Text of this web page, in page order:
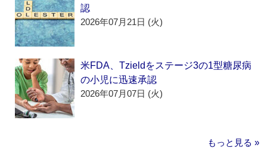
認
2026年07月21日 (火)
米FDA、Tzieldをステージ3の1型糖尿病
の小児に迅速承認
2026年07月07日 (火)
もっと見る »